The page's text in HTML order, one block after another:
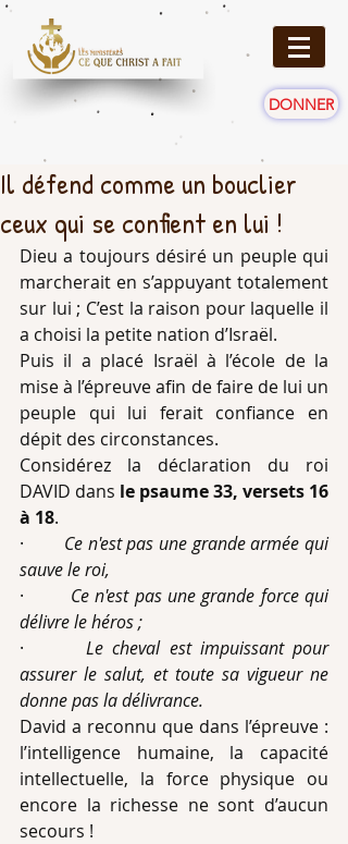
DONNER
Il défend comme un bouclier
ceux qui se confient en lui !
Dieu a toujours désiré un peuple qui
marcherait en s’appuyant totalement
sur lui ; C’est la raison pour laquelle il
a choisi la petite nation d’Israël.
Puis il a placé Israël à l’école de la
mise à l’épreuve afin de faire de lui un
peuple qui lui ferait confiance en
dépit des circonstances.
Considérez la déclaration du roi
DAVID dans le psaume 33, versets 16
à 18.
· Ce n'est pas une grande armée qui
sauve le roi,
· Ce n'est pas une grande force qui
délivre le héros ;
· Le cheval est impuissant pour
assurer le salut, et toute sa vigueur ne
donne pas la délivrance.
David a reconnu que dans l’épreuve :
l’intelligence humaine, la capacité
intellectuelle, la force physique ou
encore la richesse ne sont d’aucun
secours !